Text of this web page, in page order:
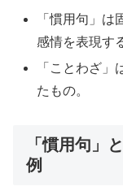
「慣用句」
感情を表現す
「ことわざ
たもの。
「慣用句」
例